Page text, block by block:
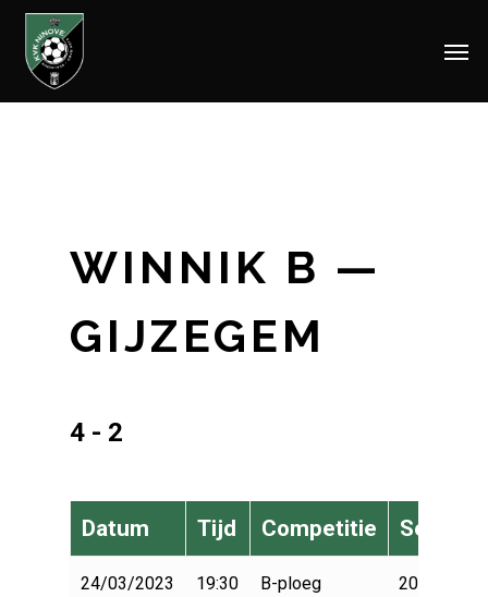
Skip
WINNIK B —
GIJZEGEM
4 - 2
Datum Tijd Competitie Seizoen
24/03/2023 19:30 B-ploeg 2022-2023